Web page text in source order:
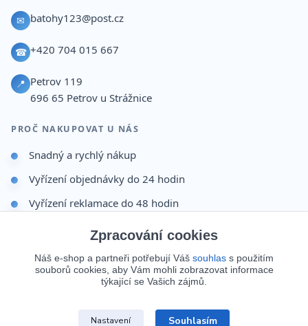
✉ batohy123@post.cz
☎ +420 704 015 667
📍 Petrov 119
696 65 Petrov u Strážnice
PROČ NAKUPOVAT U NÁS
Snadný a rychlý nákup
Vyřízení objednávky do 24 hodin
Vyřízení reklamace do 48 hodin
Dárek po dokončení objednávky
Odesíláme i na Slovensko
Doprava 65 Kč nad 499 Kč
Zpracování cookies
Náš e-shop a partneři potřebují Váš souhlas s použitím
souborů cookies, aby Vám mohli zobrazovat informace
týkající se Vašich zájmů.
Nastavení Souhlasím